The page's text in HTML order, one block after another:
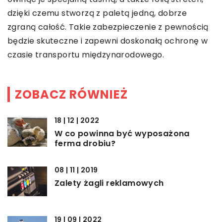
dzięki czemu stworzą z paletą jedną, dobrze
zgraną całość. Takie zabezpieczenie z pewnością
będzie skuteczne i zapewni doskonałą ochronę w
czasie transportu międzynarodowego.
ZOBACZ RÓWNIEŻ
18 | 12 | 2022
W co powinna być wyposażona
ferma drobiu?
08 | 11 | 2019
Zalety żagli reklamowych
19 | 09 | 2022